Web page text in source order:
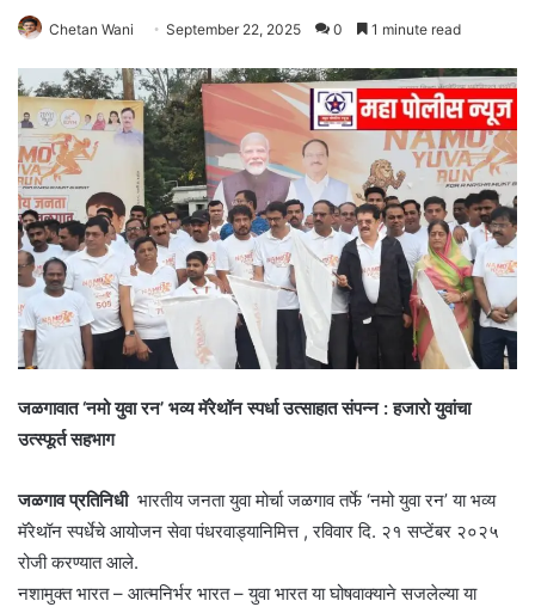
Chetan Wani September 22, 2025 0 1 minute read
जळगावात ‘नमो युवा रन’ भव्य मॅरेथॉन स्पर्धा उत्साहात संपन्न : हजारो युवांचा
उत्स्फूर्त सहभाग
जळगाव प्रतिनिधी भारतीय जनता युवा मोर्चा जळगाव तर्फे ‘नमो युवा रन’ या भव्य
मॅरेथॉन स्पर्धेचे आयोजन सेवा पंधरवाड्यानिमित्त , रविवार दि. २१ सप्टेंबर २०२५
रोजी करण्यात आले.
नशामुक्त भारत – आत्मनिर्भर भारत – युवा भारत या घोषवाक्याने सजलेल्या या